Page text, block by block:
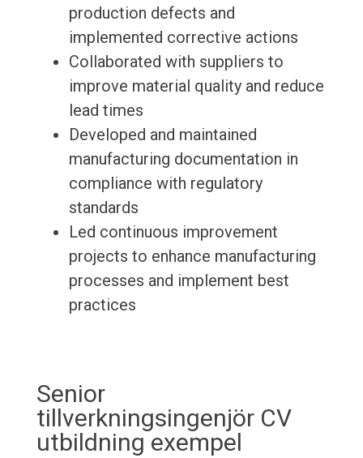
production defects and
implemented corrective actions
Collaborated with suppliers to
improve material quality and reduce
lead times
Developed and maintained
manufacturing documentation in
compliance with regulatory
standards
Led continuous improvement
projects to enhance manufacturing
processes and implement best
practices
Senior
tillverkningsingenjör CV
utbildning exempel